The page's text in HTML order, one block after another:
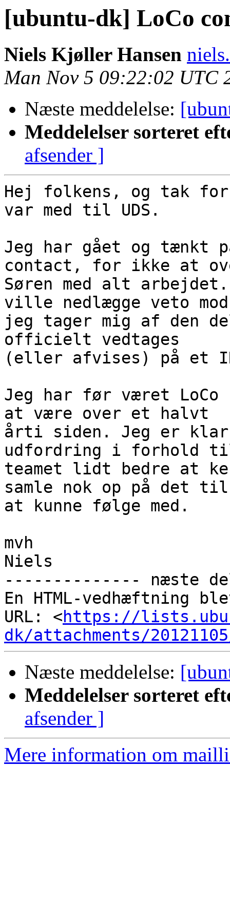
[ubuntu-dk] LoCo
Niels Kjøller Hansen
Man Nov 5 09:22:02 UTC
Næste meddelelse:
Meddelelser sorteret
afsender ]
Hej folkens, og tak
var med til UDS.
Jeg har gået og tænkt
contact, for ikke at
Søren med alt
ville nedlægge veto
jeg tager mig af den
officielt vedtages
(eller afvises) på et
Jeg har før været
at være over et halvt
årti siden. Jeg er
udfordring i forhold
teamet lidt bedre at
samle nok op på det til
at kunne følge med.
mvh
Niels
-------------- næste
En HTML-vedhæftning
URL: <https://
dk/attachments/
Næste meddelelse:
Meddelelser sorteret
afsender ]
Mere information om